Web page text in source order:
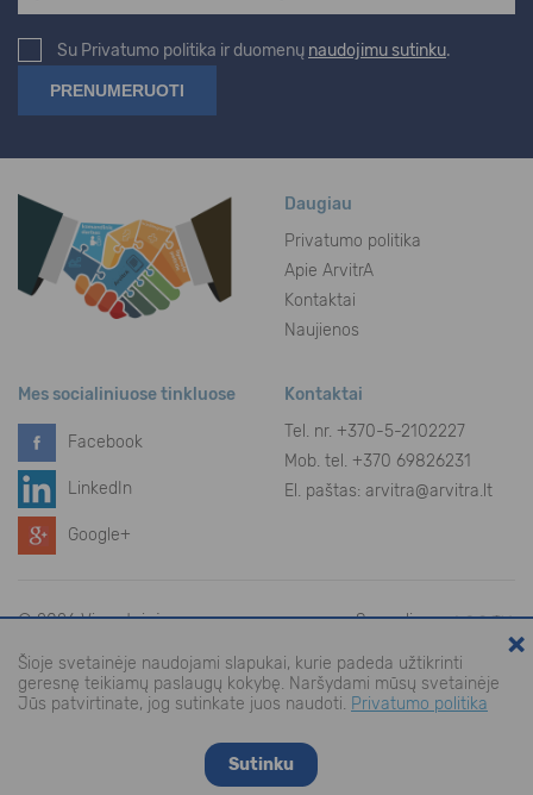
Su Privatumo politika ir duomenų naudojimu sutinku.
Daugiau
Privatumo politika
Apie ArvitrA
Kontaktai
Naujienos
Mes socialiniuose tinkluose
Facebook
LinkedIn
Google+
Kontaktai
Tel. nr. +370-5-2102227
Mob. tel. +370 69826231
El. paštas:arvitra@arvitra.lt
© 2026 Visos teisės saugomos Sprendimas:
Šioje svetainėje naudojami slapukai, kurie padeda užtikrinti
geresnę teikiamų paslaugų kokybę. Naršydami mūsų svetainėje
Jūs patvirtinate, jog sutinkate juos naudoti. Privatumo politika
Sutinku
×